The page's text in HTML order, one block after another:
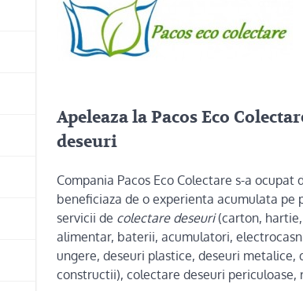
Apeleaza la Pacos Eco
deseuri
Compania Pacos Eco Colectare s-a
beneficiaza de o experienta acumulata
servicii de colectare deseuri(carton, hartie,
alimentar, baterii, acumulatori,
ungere, deseuri plastice, deseuri
constructii), colectare deseuri